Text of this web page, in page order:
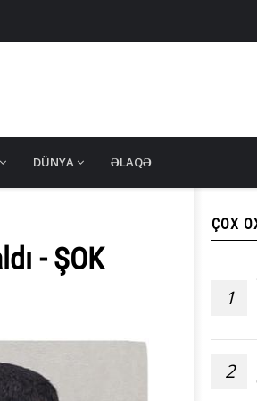
müsadirə olundu
DÜNYA ƏLAQƏ
- ŞOK
ÇOX
1
2